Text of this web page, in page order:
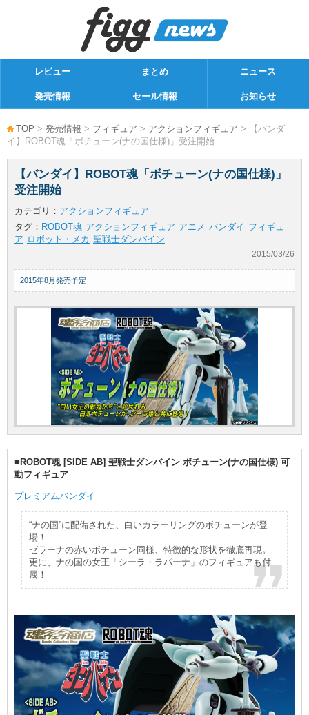
レビュー まとめ ニュース
発売情報 セール情報 お知らせ
TOP > 発売情報 > フィギュア > アクションフィギュア > 【バンダ
イ】ROBOT魂「ボチューン(ナの国仕様)」受注開始
【バンダイ】ROBOT魂「ボチューン(ナの国仕様)」
受注開始
カテゴリ： アクションフィギュア
タグ： ROBOT魂 アクションフィギュア アニメ バンダイ フィギュ
ア ロボット・メカ 聖戦士ダンバイン
2015/03/26
2015年8月発売予定
■ROBOT魂 [SIDE AB] 聖戦士ダンバイン ボチューン(ナの国仕様) 可
動フィギュア
プレミアムバンダイ
“ナの国”に配備された、白いカラーリングのボチューンが登
場！
ゼラーナの赤いボチューン同様、特徴的な形状を徹底再現。
更に、ナの国の女王「シーラ・ラパーナ」のフィギュアも付
属！